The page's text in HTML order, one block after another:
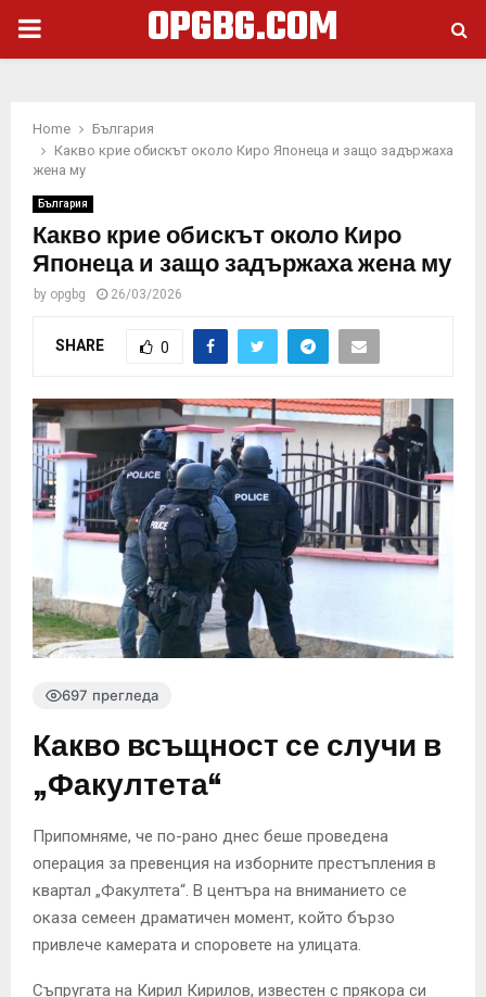
PRIMARY
OPGBG.COM
Home
България
Какво крие обискът около Киро Японеца и защо задържаха
жена му
България
Какво крие обискът около Киро
Японеца и защо задържаха жена му
by opgbg 26/03/2026
SHARE 0
697 прегледа
Какво всъщност се случи в
„Факултета“
Припомняме, че по-рано днес беше проведена
операция за превенция на изборните престъпления в
квартал „Факултета“. В центъра на вниманието се
оказа семеен драматичен момент, който бързо
привлече камерата и споровете на улицата.
Съпругата на Кирил Кирилов, известен с прякора си